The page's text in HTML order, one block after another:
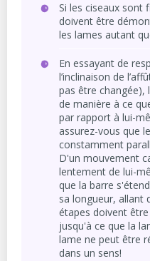
Si les ciseaux sont
doivent être
les lames autant
En essayant de
l’inclinaison de
pas être changée),
de manière à ce
par rapport à lui-
assurez-vous que
constamment
D'un mouvement
lentement de lui-
que la barre
sa longueur, allant
étapes doivent
jusqu'à ce que la
lame ne peut être
dans un sens!